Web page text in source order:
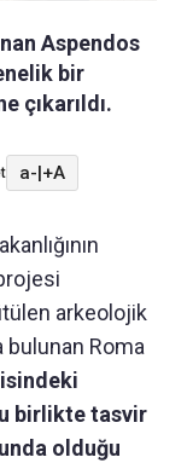
Aspendos
bir
çıkarıldı.
a-|+A
arkeolojik
bulunan Roma
birlikte tasvir
olduğu